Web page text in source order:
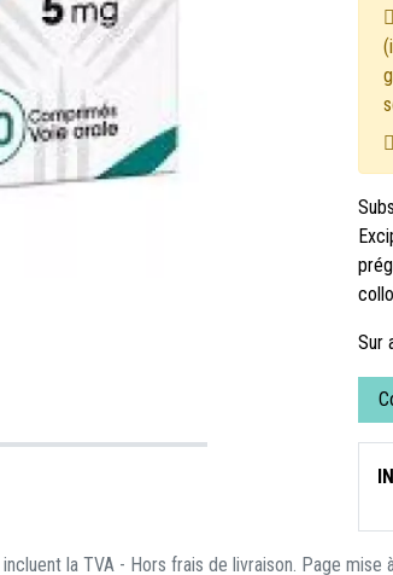
Sur
la TVA - Hors frais de livraison. Page